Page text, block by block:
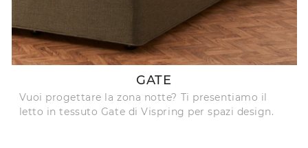
GATE
Vuoi progettare la zona notte? Ti presentiamo il
letto in tessuto Gate di Vispring per spazi design.